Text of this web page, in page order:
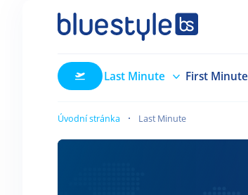
Last Minute First Minute
Úvodní stránka Last Minute